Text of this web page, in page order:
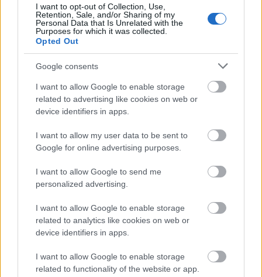
I want to opt-out of Collection, Use,
Retention, Sale, and/or Sharing of my
Personal Data that Is Unrelated with the
Purposes for which it was collected.
Opted Out
Google consents
I want to allow Google to enable storage
related to advertising like cookies on web or
device identifiers in apps.
I want to allow my user data to be sent to
Google for online advertising purposes.
I want to allow Google to send me
personalized advertising.
I want to allow Google to enable storage
related to analytics like cookies on web or
device identifiers in apps.
I want to allow Google to enable storage
related to functionality of the website or app.
M1 bővítés: már zajlik a teljesen új Bicske Kelet
Tizenegy meglévő csomópontot korszerűsít és négy új,
különszintű csomópontot hoz létre az MKIF az M1-es
Új gyalogosátkelők és jelzőlámpás